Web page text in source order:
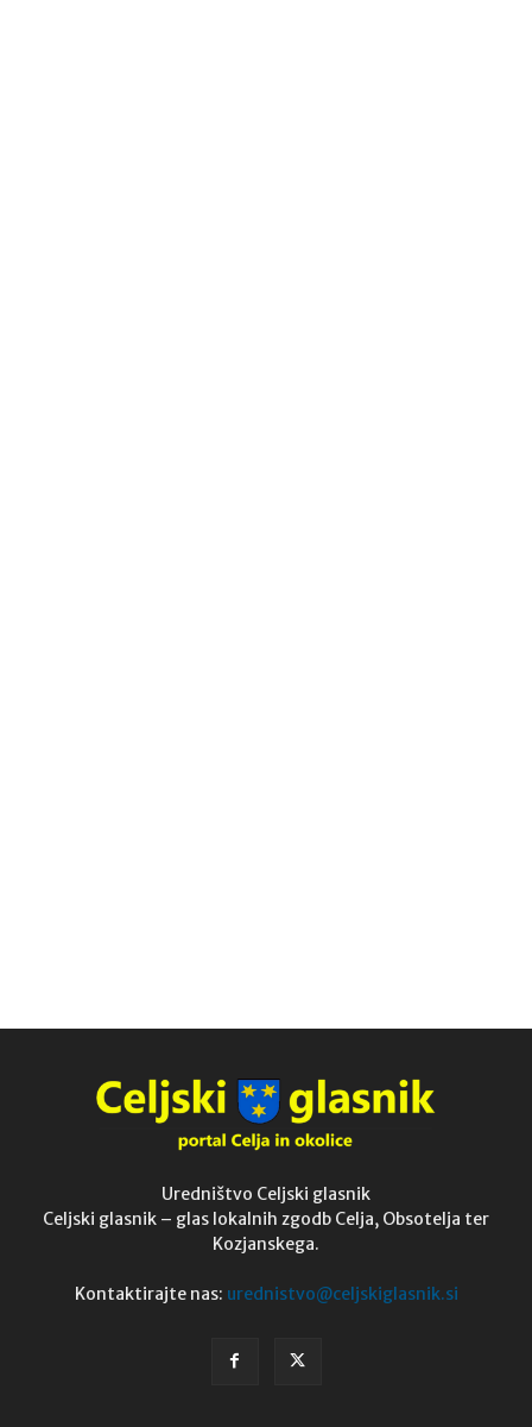
Uredništvo Celjski glasnik
Celjski glasnik – glas lokalnih zgodb Celja, Obsotelja ter
Kozjanskega.
Kontaktirajte nas: urednistvo@celjskiglasnik.si